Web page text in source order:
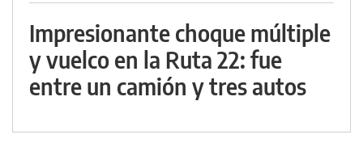
Impresionante choque múltiple
y vuelco en la Ruta 22: fue
entre un camión y tres autos